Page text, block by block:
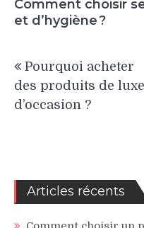
Comment choisir
et d’hygiène ?
de
l’article
Pourquoi acheter
des produits de luxe
d’occasion ?
Articles récents